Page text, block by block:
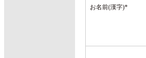
お名前(漢字)*